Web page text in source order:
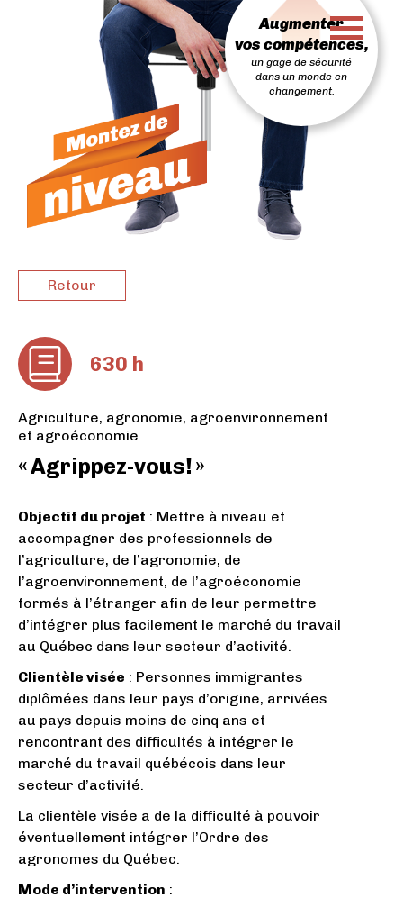
Augmenter
vos compétences,
un gage de sécurité
dans un monde en
changement.
Retour
630 h
Agriculture, agronomie, agroenvironnement
et agroéconomie
« Agrippez-vous! »
Objectif du projet : Mettre à niveau et
accompagner des professionnels de
l’agriculture, de l’agronomie, de
l’agroenvironnement, de l’agroéconomie
formés à l’étranger afin de leur permettre
d’intégrer plus facilement le marché du travail
au Québec dans leur secteur d’activité.
Clientèle visée : Personnes immigrantes
diplômées dans leur pays d’origine, arrivées
au pays depuis moins de cinq ans et
rencontrant des difficultés à intégrer le
marché du travail québécois dans leur
secteur d’activité.
La clientèle visée a de la difficulté à pouvoir
éventuellement intégrer l’Ordre des
agronomes du Québec.
Mode d’intervention :